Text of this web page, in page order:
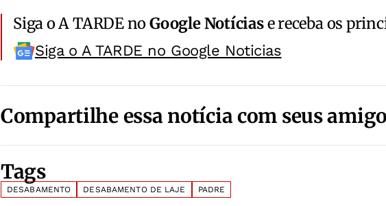
Siga o A TARDE noGoogle Notíciase receba os
Siga o A TARDE no Google Noticias
Compartilhe essa notícia com seus
Tags
DESABAMENTO DESABAMENTO DE LAJE PADRE